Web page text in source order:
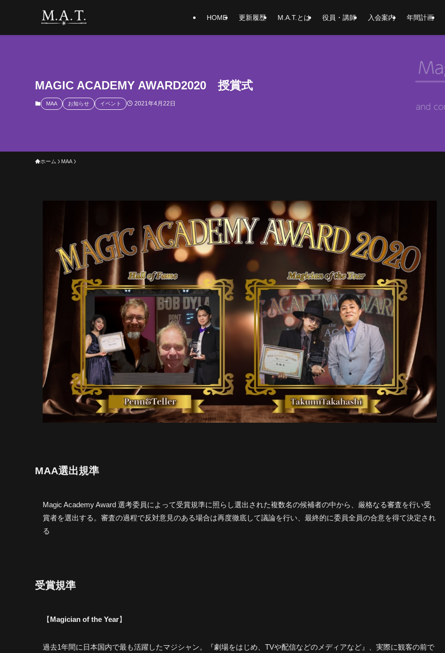
HOME 更新履歴 M.A.T.とは 役員・講師 入会案内 年間計画
MAGIC ACADEMY AWARD2020 授賞式
MAA お知らせ イベント 2021年4月22日
ホーム MAA
MAA選出規準
Magic Academy Award 選考委員によって受賞規準に照らし選出された複数名の候補者の中から、厳格なる審査を行い受
賞者を選出する。審査の過程で反対意見のある場合は再度徹底して議論を行い、最終的に委員全員の合意を得て決定され
る
受賞規準
【Magician of the Year】
過去1年間に日本国内で最も活躍したマジシャン。『劇場をはじめ、TVや配信などのメディアなど』、実際に観客の前で